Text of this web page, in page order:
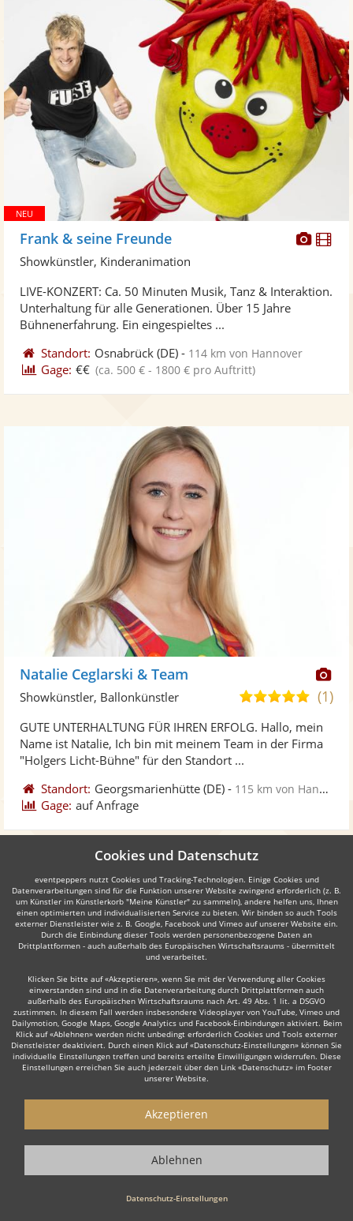
Fotos
Frank & seine Freunde
Showkünstler, Kinderanimation
LIVE-KONZERT: Ca. 50 Minuten Musik, Tanz & Interaktion.
Unterhaltung für alle Generationen. Über 15 Jahre
Bühnenerfahrung. Ein eingespieltes ...
Standort: Osnabrück (DE) - 114 km von Hannover
Gage: €€ (ca. 500 € - 1800 € pro Auftritt)
Natalie Ceglarski & Team
5,0
5
(1)
Showkünstler, Ballonkünstler
GUTE UNTERHALTUNG FÜR IHREN ERFOLG. Hallo, mein
Name ist Natalie, Ich bin mit meinem Team in der Firma
"Holgers Licht-Bühne" für den Standort ...
Standort: Georgsmarienhütte (DE) - 115 km von Hannover
Gage: auf Anfrage
Informationen zum Ranking dieser Liste
Weiter
Auch interessant:
Puppentheater Kinderschminken Clown
Cookies und Datenschutz
eventpeppers nutzt Cookies und Tracking-Technologien. Einige Cookies und
Datenverarbeitungen sind für die Funktion unserer Website zwingend erforderlich (z. B.
um Künstler im Künstlerkorb "Meine Künstler" zu sammeln), andere helfen uns, Ihnen
einen optimierten und individualisierten Service zu bieten. Wir binden so auch Tools
externer Dienstleister wie z. B. Google, Facebook und Vimeo auf unserer Website ein.
Durch die Einbindung dieser Tools werden personenbezogene Daten an
Drittplattformen - auch außerhalb des Europäischen Wirtschaftsraums - übermittelt
und verarbeitet.
Klicken Sie bitte auf «Akzeptieren», wenn Sie mit der Verwendung aller Cookies
einverstanden sind und in die Datenverarbeitung durch Drittplattformen auch
außerhalb des Europäischen Wirtschaftsraums nach Art. 49 Abs. 1 lit. a DSGVO
zustimmen. In diesem Fall werden insbesondere Videoplayer von YouTube, Vimeo und
Dailymotion, Google Maps, Google Analytics und Facebook-Einbindungen aktiviert. Beim
Klick auf «Ablehnen» werden nicht unbedingt erforderlich Cookies und Tools externer
Dienstleister deaktiviert. Durch einen Klick auf «Datenschutz-Einstellungen» können Sie
individuelle Einstellungen treffen und bereits erteilte Einwilligungen widerrufen. Diese
Einstellungen erreichen Sie auch jederzeit über den Link «Datenschutz» im Footer
unserer Website.
Datenschutz-Einstellungen
Akzeptieren
Ablehnen